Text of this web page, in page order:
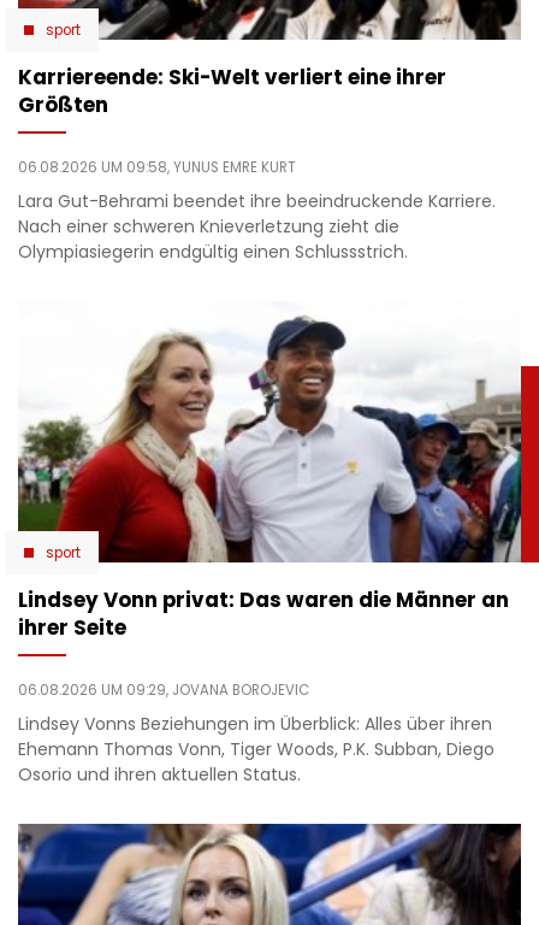
sport
Karriereende: Ski-Welt verliert eine ihrer
Größten
06.08.2026 UM 09:58,YUNUS EMRE KURT
Lara Gut-Behrami beendet ihre beeindruckende Karriere.
Nach einer schweren Knieverletzung zieht die
Olympiasiegerin endgültig einen Schlussstrich.
sport
Lindsey Vonn privat: Das waren die Männer an
ihrer Seite
06.08.2026 UM 09:29, JOVANA BOROJEVIC
Lindsey Vonns Beziehungen im Überblick: Alles über ihren
Ehemann Thomas Vonn, Tiger Woods, P.K. Subban, Diego
Osorio und ihren aktuellen Status.